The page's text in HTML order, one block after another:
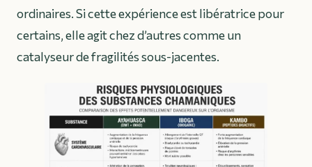
ordinaires. Si cette expérience est libératrice pour
certains, elle agit chez d’autres comme un
catalyseur de fragilités sous-jacentes.